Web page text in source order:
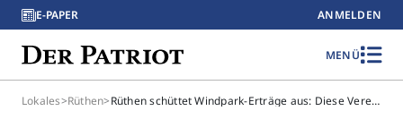
E-PAPER ANMELDEN
MENÜ
Lokales>Rüthen> Rüthen schüttet Windpark-Erträge aus: Diese Vereine profitieren